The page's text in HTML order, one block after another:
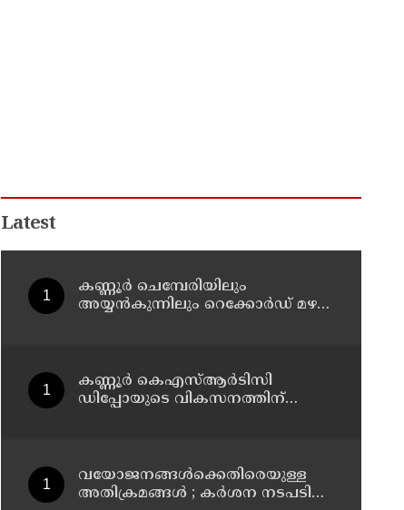
Latest
കണ്ണൂർ ചെമ്പേരിയിലും
അയ്യൻകുന്നിലും റെക്കോർഡ് മഴ ;
കണ്ണൂർ കെഎസ്ആർടിസി
ഡിപ്പോയുടെ വികസനത്തിന്
വയോജനങ്ങൾക്കെതിരെയുള്ള
അതിക്രമങ്ങൾ ; കർശന നടപടി